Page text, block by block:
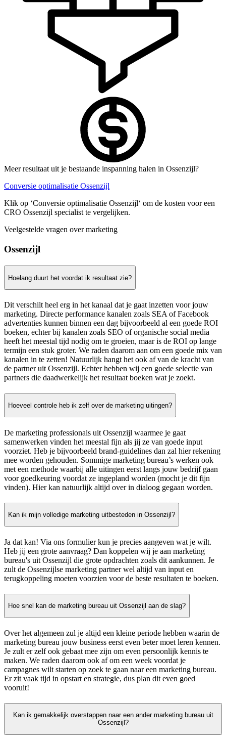
Meer resultaat uit je bestaande inspanning halen in Ossenzijl?
Conversie optimalisatie Ossenzijl
Klik op ‘Conversie optimalisatie Ossenzijl‘ om de kosten voor een
CRO Ossenzijl specialist te vergelijken.
Veelgestelde vragen over marketing
Ossenzijl
Hoelang duurt het voordat ik resultaat zie?
Dit verschilt heel erg in het kanaal dat je gaat inzetten voor jouw
marketing. Directe performance kanalen zoals SEA of Facebook
advertenties kunnen binnen een dag bijvoorbeeld al een goede ROI
boeken, echter bij kanalen zoals SEO of organische social media
heeft het meestal tijd nodig om te groeien, maar is de ROI op lange
termijn een stuk groter. We raden daarom aan om een goede mix van
kanalen in te zetten! Natuurlijk hangt het ook af van de kracht van
de partner uit Ossenzijl. Echter hebben wij een goede selectie van
partners die daadwerkelijk het resultaat boeken wat je zoekt.
Hoeveel controle heb ik zelf over de marketing uitingen?
De marketing professionals uit Ossenzijl waarmee je gaat
samenwerken vinden het meestal fijn als jij ze van goede input
voorziet. Heb je bijvoorbeeld brand-guidelines dan zal hier rekening
mee worden gehouden. Sommige marketing bureau’s werken ook
met een methode waarbij alle uitingen eerst langs jouw bedrijf gaan
voor goedkeuring voordat ze ingepland worden (mocht je dit fijn
vinden). Hier kan natuurlijk altijd over in dialoog gegaan worden.
Kan ik mijn volledige marketing uitbesteden in Ossenzijl?
Ja dat kan! Via ons formulier kun je precies aangeven wat je wilt.
Heb jij een grote aanvraag? Dan koppelen wij je aan marketing
bureau's uit Ossenzijl die grote opdrachten zoals dit aankunnen. Je
zult de Ossenzijlse marketing partner wel altijd van input en
terugkoppeling moeten voorzien voor de beste resultaten te boeken.
Hoe snel kan de marketing bureau uit Ossenzijl aan de slag?
Over het algemeen zul je altijd een kleine periode hebben waarin de
marketing bureau jouw business eerst even beter moet leren kennen.
Je zult er zelf ook gebaat mee zijn om even persoonlijk kennis te
maken. We raden daarom ook af om een week voordat je
campagnes wilt starten op zoek te gaan naar een marketing bureau.
Er zit vaak tijd in opstart en strategie, dus plan dit even goed
vooruit!
Kan ik gemakkelijk overstappen naar een ander marketing bureau uit
Ossenzijl?